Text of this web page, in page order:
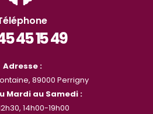
45 15 49
Adresse :
89000 Perrigny
Mardi au Samedi :
14h00-19h00